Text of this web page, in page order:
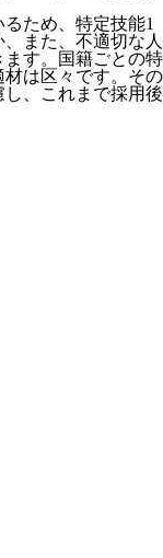
ため、特定技能1
また、不適切な人
す。国籍ごとの特
は区々です。その
、これまで採用後